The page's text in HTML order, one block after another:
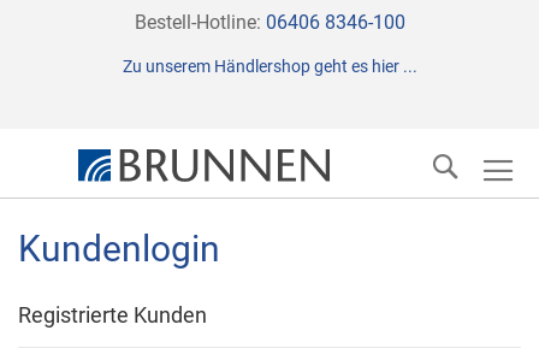
Direkt
Inhalt
Bestell-Hotline: 06406 8346-100
Zu unserem Händlershop geht es hier ...
Suche
Kundenlogin
Registrierte Kunden